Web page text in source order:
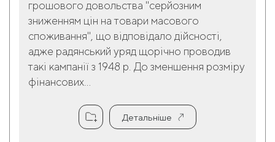
грошового довольства "серйозним
зниженням цін на товари масового
споживання", що відповідало дійсності,
адже радянський уряд щорічно проводив
такі кампанії з 1948 р. До зменшення розміру
фінансових...
Детальніше